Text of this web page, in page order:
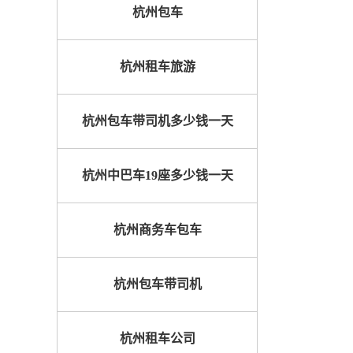
杭州包车
杭州租车旅游
杭州包车带司机多少钱一天
杭州中巴车19座多少钱一天
杭州商务车包车
杭州包车带司机
杭州租车公司